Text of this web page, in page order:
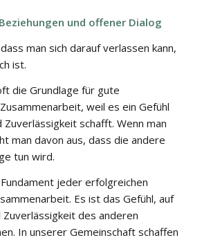
und offener Dialog
man sich darauf verlassen kann,
ist.
die Grundlage für gute
weil es ein Gefühl
Zuverlässigkeit schafft. Wenn man
man davon aus, dass die andere
tun wird.
jeder erfolgreichen
Es ist das Gefühl, auf
Zuverlässigkeit des anderen
In unserer Gemeinschaft schaffen